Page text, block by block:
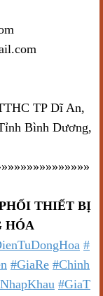
TP Dĩ An,
Bình Dương,
THIẾT BỊ
HÓA
#
#GiaRe #Chinh
#GiaT